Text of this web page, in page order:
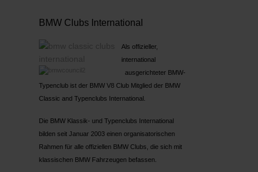
BMW Clubs International
Als offizieller,
international
ausgerichteter BMW-
Typenclub ist der BMW V8 Club Mitglied der BMW
Classic and Typenclubs International.
Die BMW Klassik- und Typenclubs International
bilden seit Januar 2003 einen organisatorischen
Rahmen für alle offiziellen BMW Clubs, die sich mit
klassischen BMW Fahrzeugen befassen.